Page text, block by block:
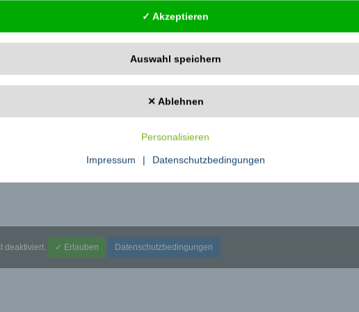
13730
| renate.bayaz@springer.com
Springer-Verlag GmbH, BerlinTiergartenstrasse 17D-69121 HeidelbergTelefon: +49 (0)
Rassismus und Politik
deaktiviert. ✓ Erlauben Datenschutzbedingungen
✓ Akzeptieren
Auswahl speichern
✕ Ablehnen
Personalisieren
Impressum | Datenschutzbedingungen